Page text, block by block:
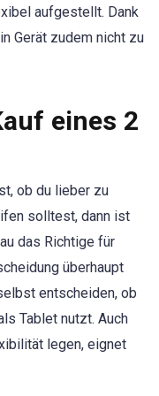
aufgestellt. Dank
Gerät zudem nicht zu
eines 2
ob du lieber zu
solltest, dann ist
das Richtige für
überhaupt
entscheiden, ob
Tablet nutzt. Auch
legen, eignet